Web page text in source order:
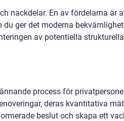
nackdelar. En av fördelarna är
ger det moderna
av potentiella
process för
deras kvantitativa
beslut och skapa ett